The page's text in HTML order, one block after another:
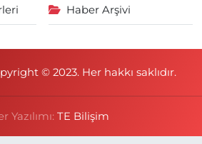
Haber Arşivi
© 2023. Her hakkı saklıdır.
Yazılımı: TE Bilişim